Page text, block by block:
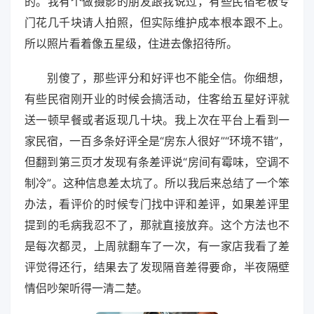
门花几千块请人拍照，但实际维护成本根本跟不上。
所以照片看着像五星级，住进去像招待所。
别傻了，那些评分和好评也不能全信。你细想，
有些民宿刚开业的时候会搞活动，住客给五星好评就
送一顿早餐或者返现几十块。我上次在平台上看到一
家民宿，一百多条好评全是“房东人很好”“环境不错”，
但翻到第三页才发现有条差评说“房间有霉味，空调不
制冷”。这种信息差太坑了。所以我后来总结了一个笨
办法，看评价的时候专门找中评和差评，如果差评里
提到的毛病我忍不了，那就直接放弃。这个方法也不
是每次都灵，上周就翻车了一次，有一家店我看了差
评觉得还行，结果去了发现隔音差得要命，半夜隔壁
情侣吵架听得一清二楚。